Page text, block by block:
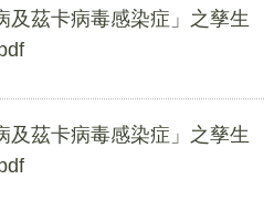
及茲卡病毒感染症」之孳生
及茲卡病毒感染症」之孳生